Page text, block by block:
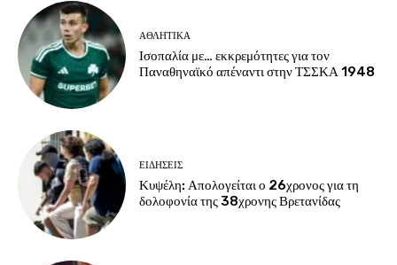
ΑΘΛΗΤΙΚΑ
Ισοπαλία με… εκκρεμότητες για τον
Παναθηναϊκό απέναντι στην ΤΣΣΚΑ 1948
ΕΙΔΗΣΕΙΣ
Κυψέλη: Απολογείται ο 26χρονος για τη
δολοφονία της 38χρονης Βρετανίδας